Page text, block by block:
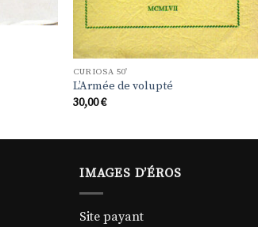
CURIOSA 50'
L’Armée de volupté
30,00€
IMAGES D’ÉROS
Site payant